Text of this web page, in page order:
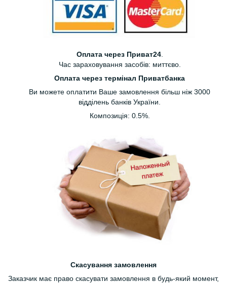
Оплата через Приват24.
Час зараховування засобів: миттєво.
Оплата через термінал Приватбанка
Ви можете оплатити Ваше замовлення більш ніж 3000
відділень банків України.
Композиція: 0.5%.
Скасування замовлення
Заказчик має право скасувати замовлення в будь-який момент,